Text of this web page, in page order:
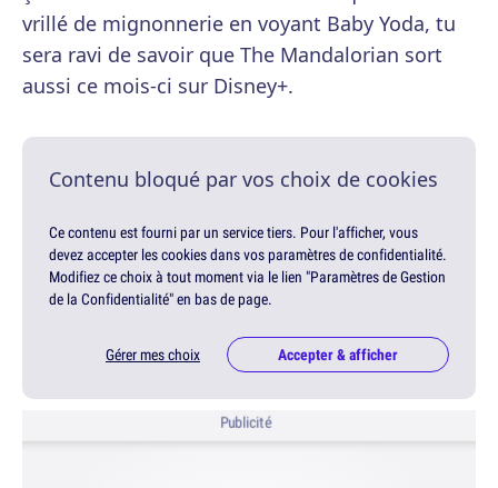
vrillé de mignonnerie en voyant Baby Yoda, tu
sera ravi de savoir que The Mandalorian sort
aussi ce mois-ci sur Disney+.
Contenu bloqué par vos choix de cookies
Ce contenu est fourni par un service tiers. Pour l'afficher, vous
devez accepter les cookies dans vos paramètres de confidentialité.
Modifiez ce choix à tout moment via le lien "Paramètres de Gestion
de la Confidentialité" en bas de page.
Gérer mes choix Accepter & afficher
Publicité